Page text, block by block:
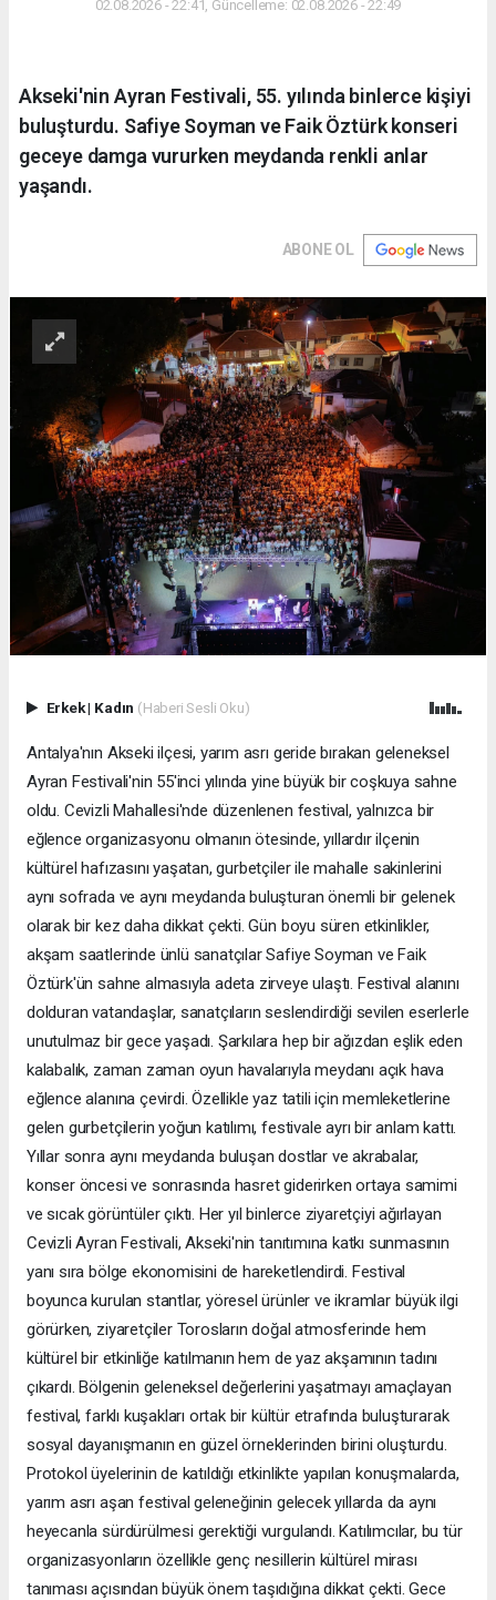
02.08.2026 - 22:41, Güncelleme: 02.08.2026 - 22:49
Akseki'nin Ayran Festivali, 55. yılında binlerce kişiyi
buluşturdu. Safiye Soyman ve Faik Öztürk konseri
geceye damga vururken meydanda renkli anlar
yaşandı.
ABONE OL
Erkek| Kadın (Haberi Sesli Oku)
Antalya'nın Akseki ilçesi, yarım asrı geride bırakan geleneksel
Ayran Festivali'nin 55'inci yılında yine büyük bir coşkuya sahne
oldu. Cevizli Mahallesi'nde düzenlenen festival, yalnızca bir
eğlence organizasyonu olmanın ötesinde, yıllardır ilçenin
kültürel hafızasını yaşatan, gurbetçiler ile mahalle sakinlerini
aynı sofrada ve aynı meydanda buluşturan önemli bir gelenek
olarak bir kez daha dikkat çekti. Gün boyu süren etkinlikler,
akşam saatlerinde ünlü sanatçılar Safiye Soyman ve Faik
Öztürk'ün sahne almasıyla adeta zirveye ulaştı. Festival alanını
dolduran vatandaşlar, sanatçıların seslendirdiği sevilen eserlerle
unutulmaz bir gece yaşadı. Şarkılara hep bir ağızdan eşlik eden
kalabalık, zaman zaman oyun havalarıyla meydanı açık hava
eğlence alanına çevirdi. Özellikle yaz tatili için memleketlerine
gelen gurbetçilerin yoğun katılımı, festivale ayrı bir anlam kattı.
Yıllar sonra aynı meydanda buluşan dostlar ve akrabalar,
konser öncesi ve sonrasında hasret giderirken ortaya samimi
ve sıcak görüntüler çıktı. Her yıl binlerce ziyaretçiyi ağırlayan
Cevizli Ayran Festivali, Akseki'nin tanıtımına katkı sunmasının
yanı sıra bölge ekonomisini de hareketlendirdi. Festival
boyunca kurulan stantlar, yöresel ürünler ve ikramlar büyük ilgi
görürken, ziyaretçiler Torosların doğal atmosferinde hem
kültürel bir etkinliğe katılmanın hem de yaz akşamının tadını
çıkardı. Bölgenin geleneksel değerlerini yaşatmayı amaçlayan
festival, farklı kuşakları ortak bir kültür etrafında buluşturarak
sosyal dayanışmanın en güzel örneklerinden birini oluşturdu.
Protokol üyelerinin de katıldığı etkinlikte yapılan konuşmalarda,
yarım asrı aşan festival geleneğinin gelecek yıllarda da aynı
heyecanla sürdürülmesi gerektiği vurgulandı. Katılımcılar, bu tür
organizasyonların özellikle genç nesillerin kültürel mirası
tanıması açısından büyük önem taşıdığına dikkat çekti. Gece